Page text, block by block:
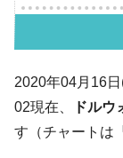
や、若者に起業
ル。外平債の発
2020年04月16
02現在、
ドルウ
す（チャートは